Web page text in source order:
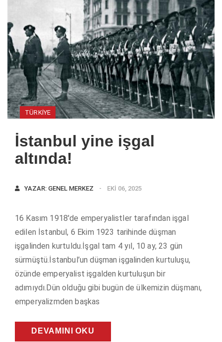
TÜRKIYE
İstanbul yine işgal
altında!
YAZAR: GENEL MERKEZ EKI 06, 2025
16 Kasım 1918'de emperyalistler tarafından işgal
edilen İstanbul, 6 Ekim 1923 tarihinde düşman
işgalinden kurtuldu.İşgal tam 4 yıl, 10 ay, 23 gün
sürmüştü.İstanbul’un düşman işgalinden kurtuluşu,
özünde emperyalist işgalden kurtuluşun bir
adımıydı.Dün olduğu gibi bugün de ülkemizin düşmanı,
emperyalizmden başkas
DEVAMINI OKU